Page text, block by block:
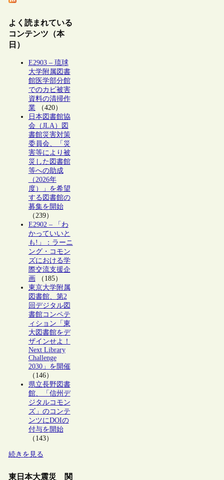
よく読まれている
コンテンツ（本
日）
E2903 – 琉球
大学附属図書
館医学部分館
でのカビ被害
資料の清掃作
業（420）
日本図書館協
会（JLA）図
書館災害対策
委員会、「災
害等により被
災した図書館
等への助成
（2026年
度）」を希望
する図書館の
募集を開始
（239）
E2902 – 「わ
かっていいと
も!」：ラーニ
ング・コモン
ズにおける学
際交流支援企
画 （185）
東京大学附属
図書館、第2
回デジタル図
書館コンペテ
ィション「東
大図書館をデ
ザインせよ！
Next Library
Challenge
2030」を開催
（146）
県立長野図書
館、「信州デ
ジタルコモン
ズ」のコンテ
ンツにDOIの
付与を開始
（143）
続きを見る
東日本大震災 関